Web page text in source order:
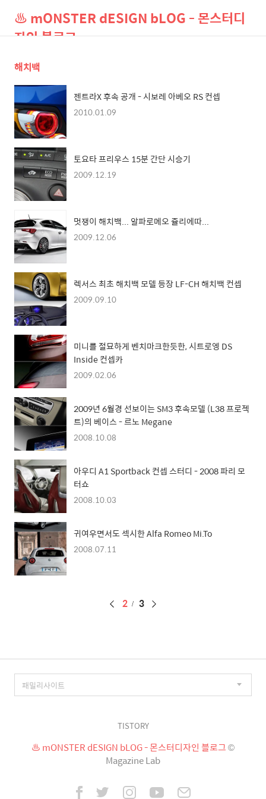
♨ mONSTER dESIGN bLOG - 몬스터디
자인 블로그
해치백
젠트라X 후속 공개 - 시보레 아베오 RS 컨셉
2010.01.09
토요타 프리우스 15분 간단 시승기
2009.12.19
멋쟁이 해치백... 알파로메오 쥴리에따...
2009.12.06
렉서스 최초 해치백 모델 등장 LF-CH 해치백 컨셉
2009.09.10
미니를 절묘하게 벤치마크한듯한, 시트로엥 DS
Inside 컨셉카
2009.02.06
2009년 6월경 선보이는 SM3 후속모델 (L38 프로젝
트)의 베이스 - 르노 Megane
2008.10.08
아우디 A1 Sportback 컨셉 스터디 - 2008 파리 모
터쇼
2008.10.03
귀여우면서도 섹시한 Alfa Romeo Mi.To
2008.07.11
페
2 3
TISTORY
♨ mONSTER dESIGN bLOG - 몬스터디자인 블로그©
Magazine Lab